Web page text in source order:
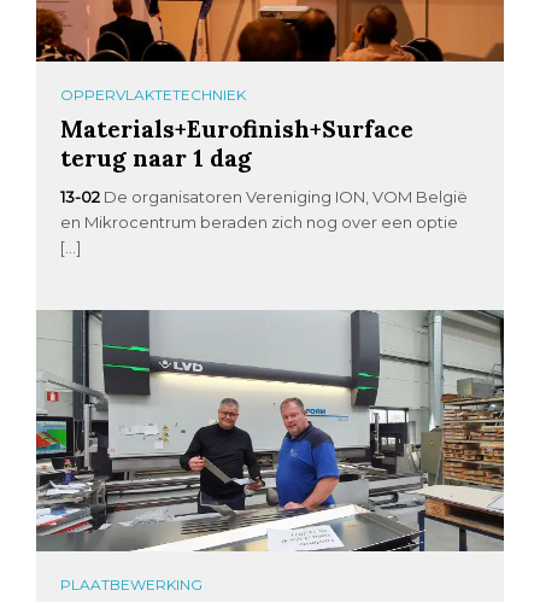
OPPERVLAKTETECHNIEK
Materials+Eurofinish+Surface
terug naar 1 dag
13-02 De organisatoren Vereniging ION, VOM België
en Mikrocentrum beraden zich nog over een optie
[…]
PLAATBEWERKING